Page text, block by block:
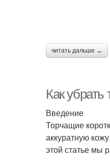
читать дальше →
Как
Введение
Торчащие
аккуратную
этой статье мы